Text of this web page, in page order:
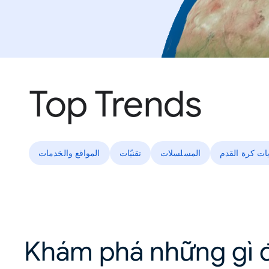
Top Trends
المواقع والخدمات تقنيّات المسلسلات كرة القدم
Khám phá những gì